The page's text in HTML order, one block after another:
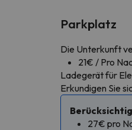
Parkplatz
Die Unterkunft
21€ / Pro
Ladegerät für
Erkundigen Sie
27€ pro